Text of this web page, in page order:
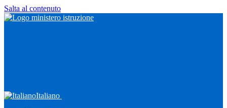
Salta al contenuto
Italiano